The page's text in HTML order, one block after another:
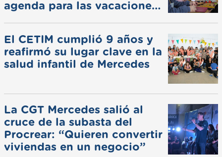
agenda para las vacaciones
El CETIM cumplió 9 años y
reafirmó su lugar clave en la
salud infantil de Mercedes
La CGT Mercedes salió al
cruce de la subasta del
Procrear: “Quieren convertir
viviendas en un negocio”